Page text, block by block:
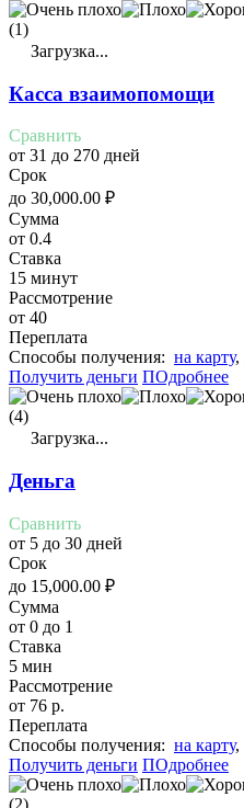
(1)
Загрузка...
Касса взаимопомощи
Сравнить
от 31 до 270 дней
Срок
до 30,000.00 ₽
Сумма
от 0.4
Ставка
15 минут
Рассмотрение
от 40
Переплата
Cпособы получения: на карту,
Получить деньги ПОдробнее
(4)
Загрузка...
Деньга
Сравнить
от 5 до 30 дней
Срок
до 15,000.00 ₽
Сумма
от 0 до 1
Ставка
5 мин
Рассмотрение
от 76 р.
Переплата
Cпособы получения: на карту,
Получить деньги ПОдробнее
(2)